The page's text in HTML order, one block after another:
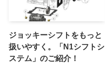
ジョッキーシフトをもっと
扱いやすく。「N1シフトシ
ステム」のご紹介！